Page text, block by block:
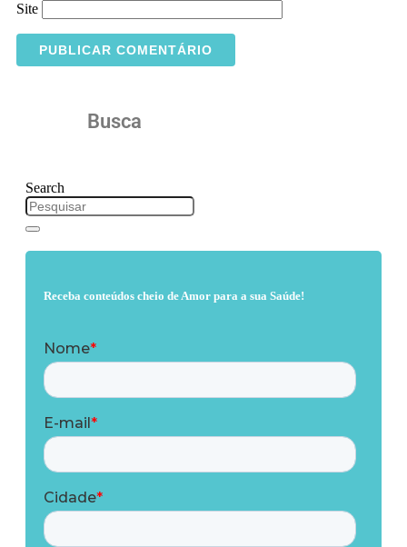
Site
Busca
Search
Receba conteúdos cheio de Amor para a sua Saúde!